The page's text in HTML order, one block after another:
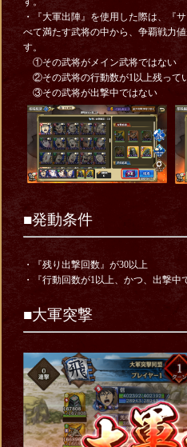
・『大軍出陣』を使用した際は、
べて満たす武将の中から、争覇戦力
す。
①その武将がメイン武将ではない
②その武将の行動数が1以上残って
③その武将が出撃中ではない
■発動条件
・『残り出撃回数』が30以上
・『行動回数が1以上、かつ、出撃中
■大軍突撃